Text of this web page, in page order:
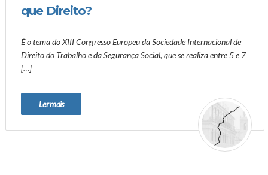
que Direito?
É o tema do XIII Congresso Europeu da Sociedade Internacional de
Direito do Trabalho e da Segurança Social, que se realiza entre 5 e 7
[…]
Ler mais